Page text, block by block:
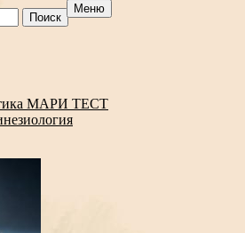
Меню
МАРИ ТЕСТ